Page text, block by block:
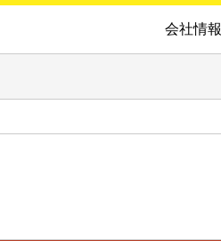
会社情報